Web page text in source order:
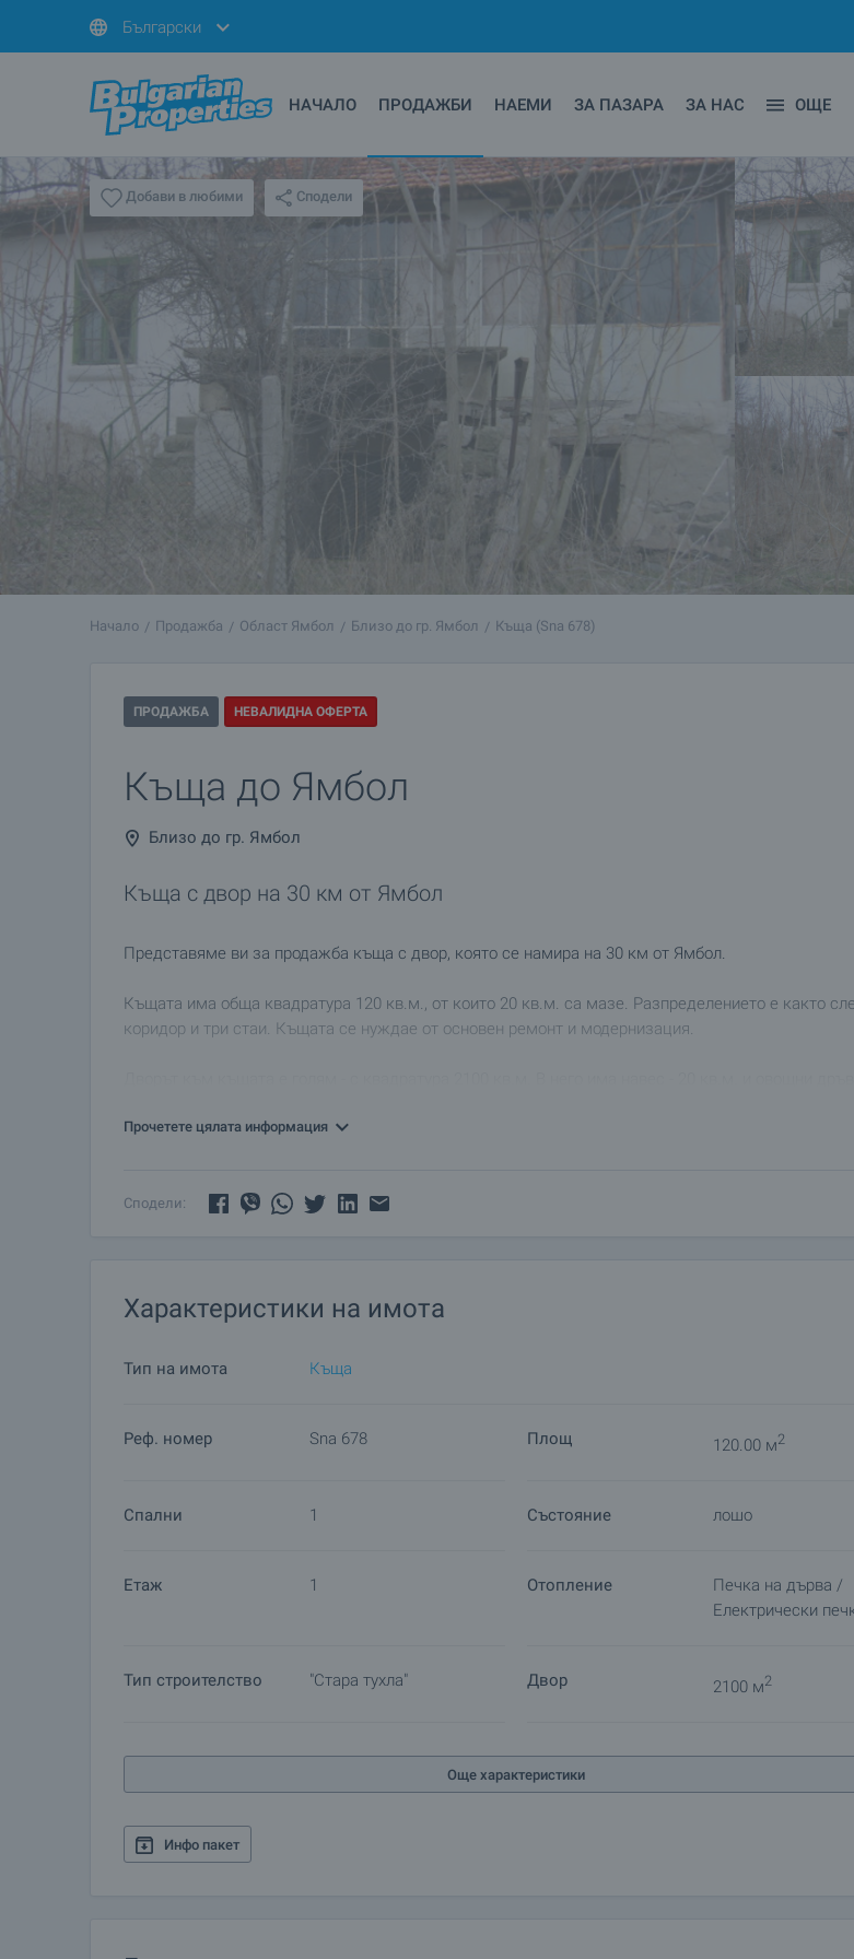
Български
НАЧАЛО ПРОДАЖБИ НАЕМИ ЗА ПАЗАРА ЗА НАС ОЩЕ
Добави в любими Сподели
Начало Продажба Област Ямбол Близо до гр. Ямбол Къща (Sna 678)
ПРОДАЖБА НЕВАЛИДНА ОФЕРТА
Къща до Ямбол
Близо до гр. Ямбол
Къща с двор на 30 км от Ямбол
Представяме ви за продажба къща с двор, която се намира на 30 км от Ямбол.
Къщата има обща квадратура 120 кв.м., от които 20 кв.м. са мазе. Разпределението е както
коридор и три стаи. Къщата се нуждае от основен ремонт и модернизация.
Прочетете цялата информация
Сподели:
Характеристики на имота
Тип на имота Къща
Реф. номер Sna 678 Площ 120.00 м2
Спални 1 Състояние лошо
Етаж 1 Отопление
Печка на дърва /
Електрически
Тип строителство "Стара тухла" Двор 2100 м2
Още характеристики
Инфо пакет